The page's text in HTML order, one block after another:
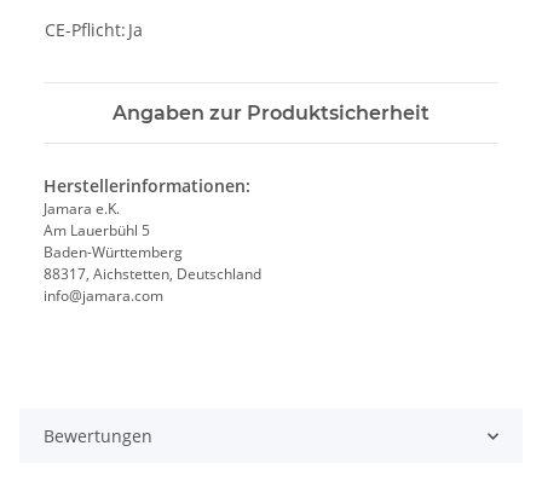
CE-Pflicht: Ja
Angaben zur Produktsicherheit
Herstellerinformationen:
Jamara e.K.
Am Lauerbühl 5
Baden-Württemberg
88317, Aichstetten, Deutschland
info@jamara.com
Bewertungen